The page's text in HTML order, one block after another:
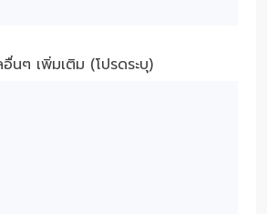
นๆ เพิ่มเติม (โปรดระบุ)